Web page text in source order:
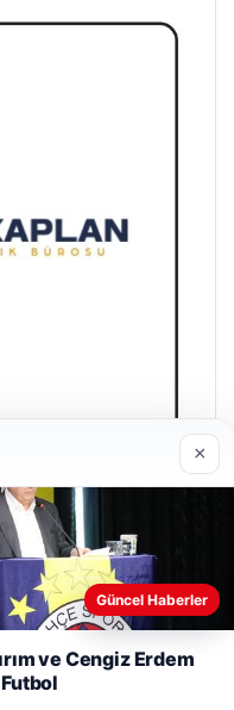
iyi anlayabilmek,
×
Güncel Haberler
ve Cengiz Erdem